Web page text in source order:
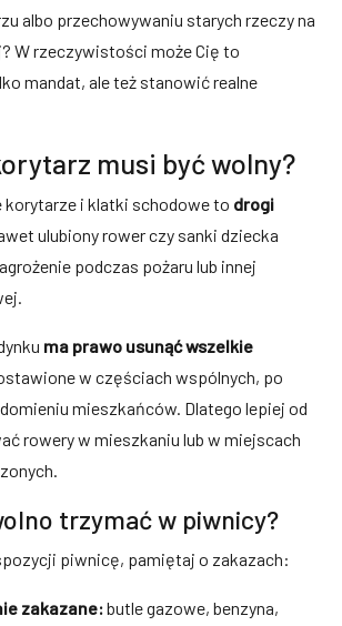
albo przechowywaniu starych rzeczy na
W rzeczywistości może Cię to
mandat, ale też stanowić realne
musi być wolny?
korytarze i klatki schodowe to drogi
ulubiony rower czy sanki dziecka
podczas pożaru lub innej
ma prawo usunąć wszelkie
w częściach wspólnych, po
mieszkańców. Dlatego lepiej od
rowery w mieszkaniu lub w miejscach
trzymać w piwnicy?
piwnicę, pamiętaj o zakazach:
zakazane:butle gazowe, benzyna,